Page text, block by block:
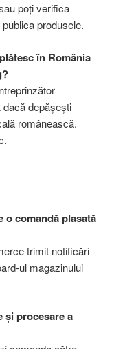
poți verifica
produsele.
în România
?
dacă depășești
românească.
o comandă plasată
trimit notificări
ul magazinului
și procesare a